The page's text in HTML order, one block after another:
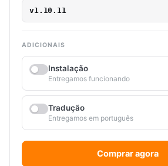
v1.10.11
ADICIONAIS
Instalação
Entregamos funcionando
Tradução
Entregamos em português
Comprar agora